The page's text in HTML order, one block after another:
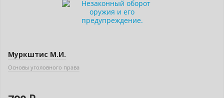
Муркштис М.И.
Основы уголовного права